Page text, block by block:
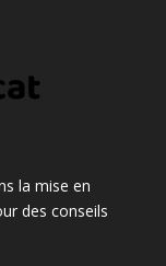
la mise en
des conseils